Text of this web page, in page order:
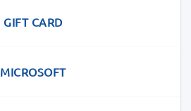
GIFT CARD
MICROSOFT